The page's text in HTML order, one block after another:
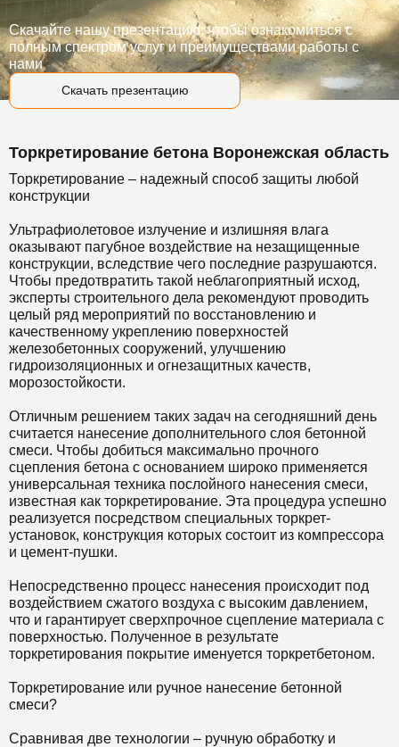
Скачать презентацию
Скачайте нашу презентацию, чтобы ознакомиться с
полным спектром услуг и преимуществами работы с
нами
Торкретирование бетона Воронежская область
Торкретирование – надежный способ защиты любой
конструкции
Ультрафиолетовое излучение и излишняя влага
оказывают пагубное воздействие на незащищенные
конструкции, вследствие чего последние разрушаются.
Чтобы предотвратить такой неблагоприятный исход,
эксперты строительного дела рекомендуют проводить
целый ряд мероприятий по восстановлению и
качественному укреплению поверхностей
железобетонных сооружений, улучшению
гидроизоляционных и огнезащитных качеств,
морозостойкости.
Отличным решением таких задач на сегодняшний день
считается нанесение дополнительного слоя бетонной
смеси. Чтобы добиться максимально прочного
сцепления бетона с основанием широко применяется
универсальная техника послойного нанесения смеси,
известная как торкретирование. Эта процедура успешно
реализуется посредством специальных торкрет-
установок, конструкция которых состоит из компрессора
и цемент-пушки.
Непосредственно процесс нанесения происходит под
воздействием сжатого воздуха с высоким давлением,
что и гарантирует сверхпрочное сцепление материала с
поверхностью. Полученное в результате
торкретирования покрытие именуется торкретбетоном.
Торкретирование или ручное нанесение бетонной
смеси?
Сравнивая две технологии – ручную обработку и